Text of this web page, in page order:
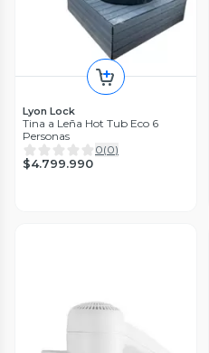
Lyon Lock
Tina a Leña Hot Tub Eco 6
Personas
0(0)
$4.799.990